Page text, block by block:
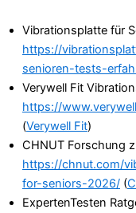
Vibrationsplatte für
https://
senioren-tests-
Verywell Fit
https://
(Verywell Fit)
CHNUT Forschung
https://chnut.com/
for-seniors-2026/ (
ExpertenTesten